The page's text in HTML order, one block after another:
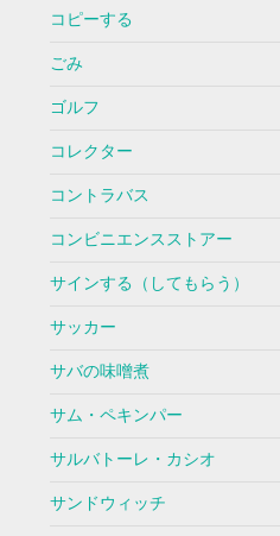
コピーする
ごみ
ゴルフ
コレクター
コントラバス
コンビニエンスストアー
サインする（してもらう）
サッカー
サバの味噌煮
サム・ペキンパー
サルバトーレ・カシオ
サンドウィッチ